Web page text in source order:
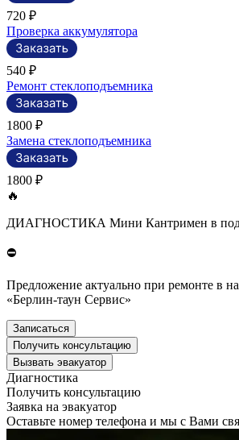
720 ₽
Проверка аккумулятора
540 ₽
Ремонт стеклоподъемника
1800 ₽
Замена стеклоподъемника
1800 ₽
🔥
ДИАГНОСТИКА Мини Кантримен в
⛔
Предложение актуально при ремонте в
«Берлин-таун Сервис»
Записаться
Получить консультацию
Вызвать эвакуатор
Диагностика
Получить консультацию
Заявка на эвакуатор
Оставьте номер телефона и мы с Вами